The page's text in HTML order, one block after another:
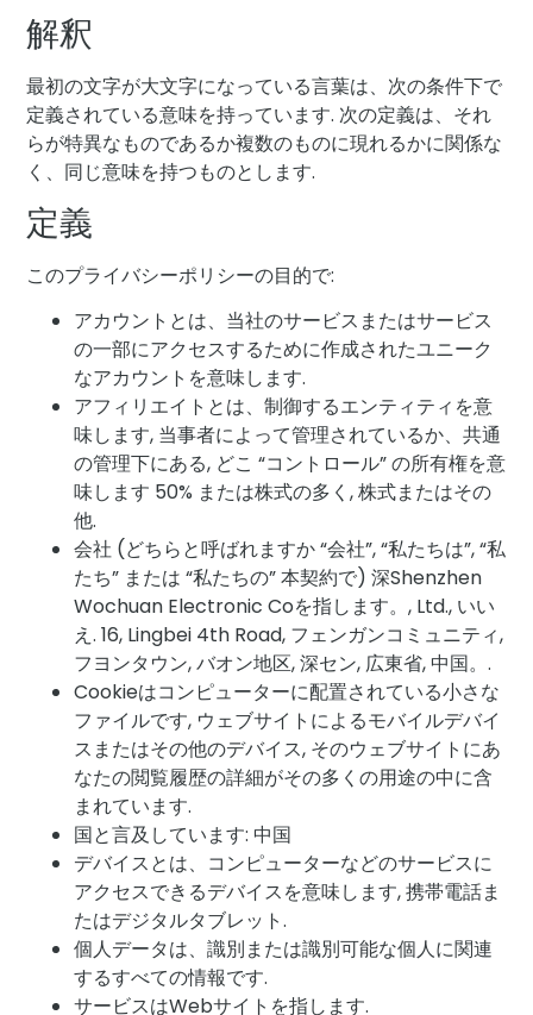
解釈
最初の文字が大文字になっている言葉は、次の条件下で
定義されている意味を持っています. 次の定義は、それ
らが特異なものであるか複数のものに現れるかに関係な
く、同じ意味を持つものとします.
定義
このプライバシーポリシーの目的で:
アカウントとは、当社のサービスまたはサービス
の一部にアクセスするために作成されたユニーク
なアカウントを意味します.
アフィリエイトとは、制御するエンティティを意
味します, 当事者によって管理されているか、共通
の管理下にある, どこ “コントロール” の所有権を意
味します 50% または株式の多く, 株式またはその
他.
会社 (どちらと呼ばれますか “会社”, “私たちは”, “私
たち” または “私たちの” 本契約で) 深Shenzhen
Wochuan Electronic Coを指します。, Ltd., いい
え. 16, Lingbei 4th Road, フェンガンコミュニティ,
フヨンタウン, バオン地区, 深セン, 広東省, 中国。.
Cookieはコンピューターに配置されている小さな
ファイルです, ウェブサイトによるモバイルデバイ
スまたはその他のデバイス, そのウェブサイトにあ
なたの閲覧履歴の詳細がその多くの用途の中に含
まれています.
国と言及しています: 中国
デバイスとは、コンピューターなどのサービスに
アクセスできるデバイスを意味します, 携帯電話ま
たはデジタルタブレット.
個人データは、識別または識別可能な個人に関連
するすべての情報です.
サービスはWebサイトを指します.